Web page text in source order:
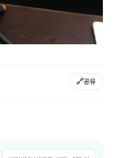
🔗공유